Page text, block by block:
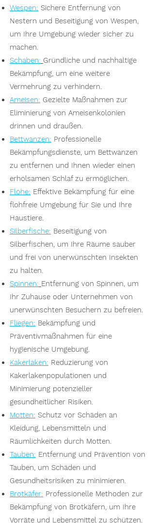
Wespen: Sichere Entfernung von
Nestern und Beseitigung von Wespen,
um Ihre Umgebung wieder sicher zu
machen.
Schaben: Gründliche und nachhaltige
Bekämpfung, um eine weitere
Vermehrung zu verhindern.
Ameisen: Gezielte Maßnahmen zur
Eliminierung von Ameisenkolonien
drinnen und draußen.
Bettwanzen: Professionelle
Bekämpfungsdienste, um Bettwanzen
zu entfernen und Ihnen wieder einen
erholsamen Schlaf zu ermöglichen.
Flöhe: Effektive Bekämpfung für eine
flohfreie Umgebung für Sie und Ihre
Haustiere.
Silberfische: Beseitigung von
Silberfischen, um Ihre Räume sauber
und frei von unerwünschten Insekten
zu halten.
Spinnen: Entfernung von Spinnen, um
Ihr Zuhause oder Unternehmen von
unerwünschten Besuchern zu befreien.
Fliegen: Bekämpfung und
Präventivmaßnahmen für eine
hygienische Umgebung.
Kakerlaken: Reduzierung von
Kakerlakenpopulationen und
Minimierung potenzieller
gesundheitlicher Risiken.
Motten: Schutz vor Schäden an
Kleidung, Lebensmitteln und
Räumlichkeiten durch Motten.
Tauben: Entfernung und Prävention von
Tauben, um Schäden und
Gesundheitsrisiken zu minimieren.
Brotkäfer: Professionelle Methoden zur
Bekämpfung von Brotkäfern, um Ihre
Vorräte und Lebensmittel zu schützen.